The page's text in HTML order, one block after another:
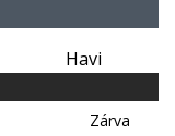
Havi
Zárva